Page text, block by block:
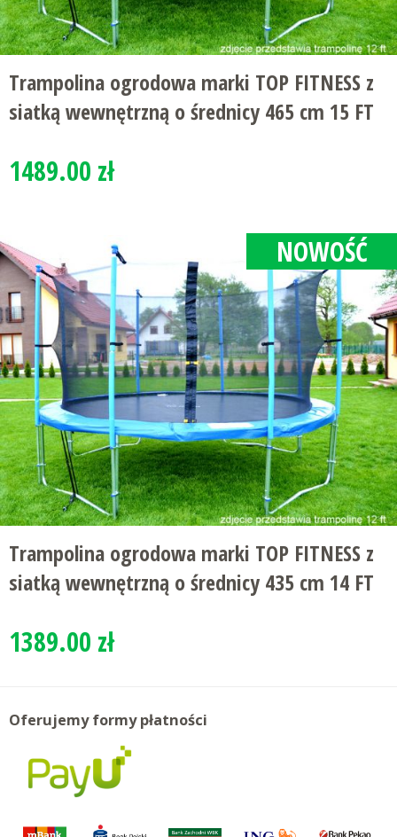
Trampolina ogrodowa marki TOP FITNESS z
siatką wewnętrzną o średnicy 465 cm 15 FT
1489.00 zł
NOWOŚĆ
Trampolina ogrodowa marki TOP FITNESS z
siatką wewnętrzną o średnicy 435 cm 14 FT
1389.00 zł
Oferujemy formy płatności